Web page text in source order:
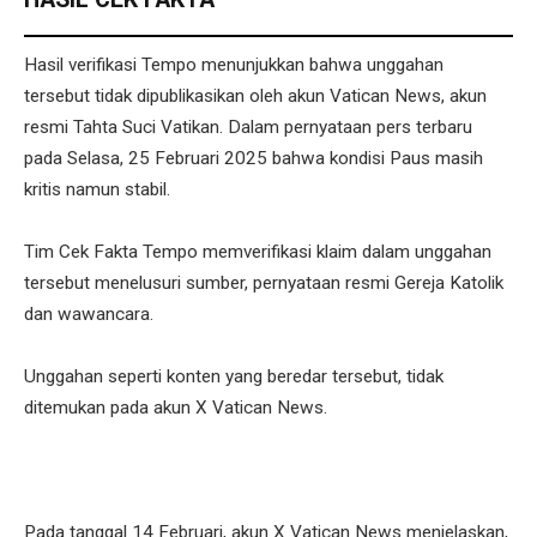
Hasil verifikasi Tempo menunjukkan bahwa unggahan
tersebut tidak dipublikasikan oleh akun Vatican News, akun
resmi Tahta Suci Vatikan. Dalam pernyataan pers terbaru
pada Selasa, 25 Februari 2025 bahwa kondisi Paus masih
kritis namun stabil.
Tim Cek Fakta Tempo memverifikasi klaim dalam unggahan
tersebut menelusuri sumber, pernyataan resmi Gereja Katolik
dan wawancara.
Unggahan seperti konten yang beredar tersebut, tidak
ditemukan pada akun X Vatican News.
Pada tanggal 14 Februari, akun X Vatican News menjelaskan,